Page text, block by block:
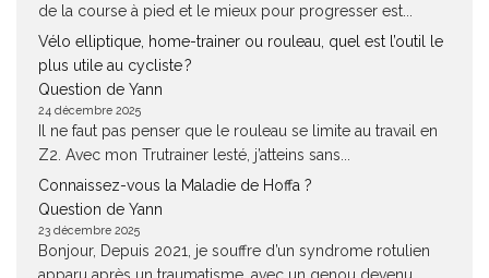
de la course à pied et le mieux pour progresser est...
Vélo elliptique, home-trainer ou rouleau, quel est l’outil le
plus utile au cycliste ?
Question de Yann
24 décembre 2025
Il ne faut pas penser que le rouleau se limite au travail en
Z2. Avec mon Trutrainer lesté, j’atteins sans...
Connaissez-vous la Maladie de Hoffa ?
Question de Yann
23 décembre 2025
Bonjour, Depuis 2021, je souffre d’un syndrome rotulien